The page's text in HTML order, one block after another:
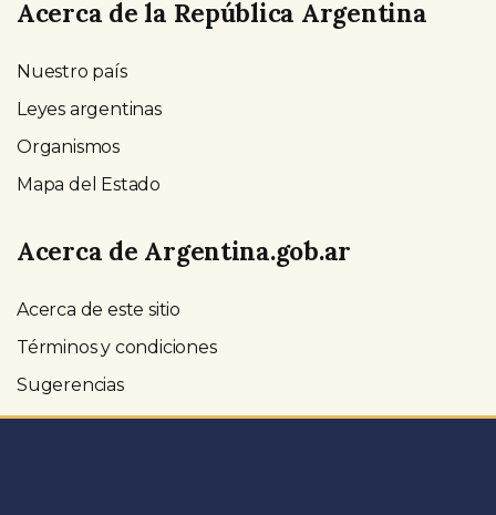
Acerca de la República Argentina
Nuestro país
Leyes argentinas
Organismos
Mapa del Estado
Acerca de Argentina.gob.ar
Acerca de este sitio
Términos y condiciones
Sugerencias